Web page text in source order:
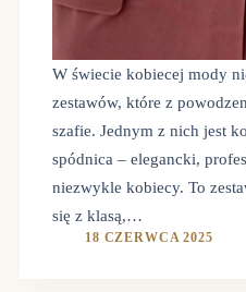
W świecie kobiecej mody
zestawów, które z
szafie. Jednym z nich jest
spódnica – elegancki,
niezwykle kobiecy. To
się z klasą,…
18 CZERWCA 2025